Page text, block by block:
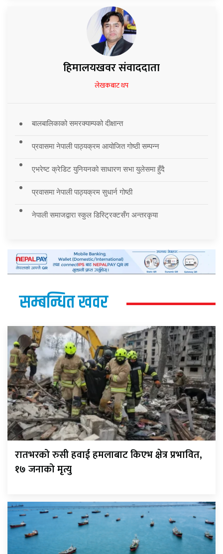
हिमालयखवर संवाददाता
लेखकबाट थप
बालबालिकाको समरक्याम्पको दीक्षान्त
प्रवासमा नेपाली पाठ्यक्रम आयोजित गोष्ठी सम्पन्न
एभरेष्ट क्रेडिट युनियनको साधारण सभा युलेसमा हुँदै
प्रवासमा नेपाली पाठ्यक्रम सुधार्न गोष्ठी
नेपाली समाजद्वारा स्कुल डिस्ट्रिक्टसँग अन्तरकृया
सम्बन्धित खवर
रातभरको रुसी हवाई हमलाबाट किएभ क्षेत्र प्रभावित,
१७ जनाको मृत्यु